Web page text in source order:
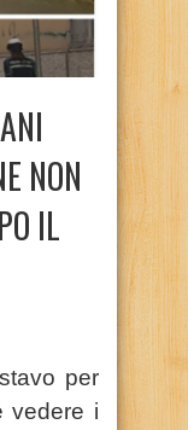
NON
IL
per
vedere i